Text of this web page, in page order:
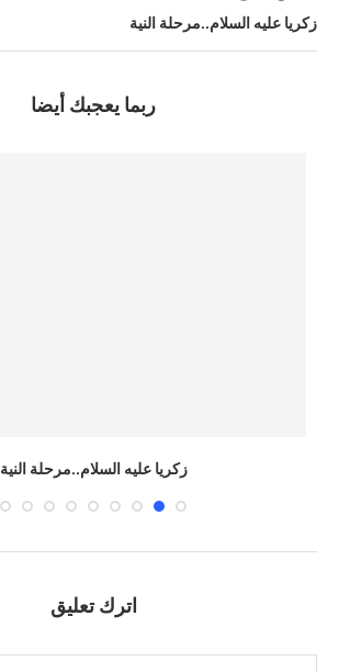
زكريا عليه السلام..مرحلة النية
ربما يعجبك أيضا
زكريا عليه السلام..مرحلة النية
اترك تعليق